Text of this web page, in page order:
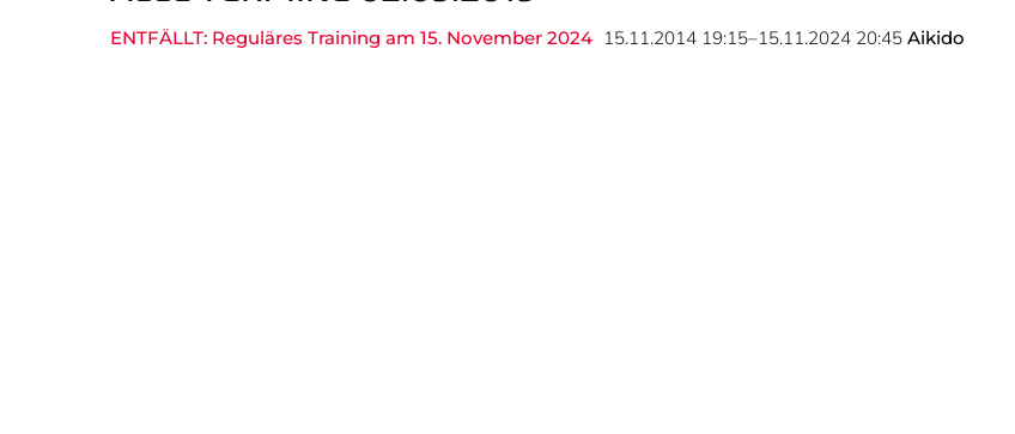
ENTFÄLLT: Reguläres Training am 15. November 2024 15.11.2014 19:15–15.11.2024 20:45 Aikido
Gesundheitssport
Chronik
Bitte nehmen Sie Kontakt mit uns auf. Wir helfen